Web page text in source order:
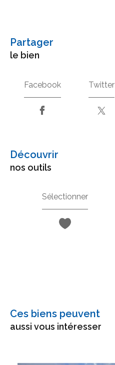
partager
le bien
Facebook Twitter
découvrir
nos outils
Sélectionner
Ces biens peuvent
aussi vous intéresser